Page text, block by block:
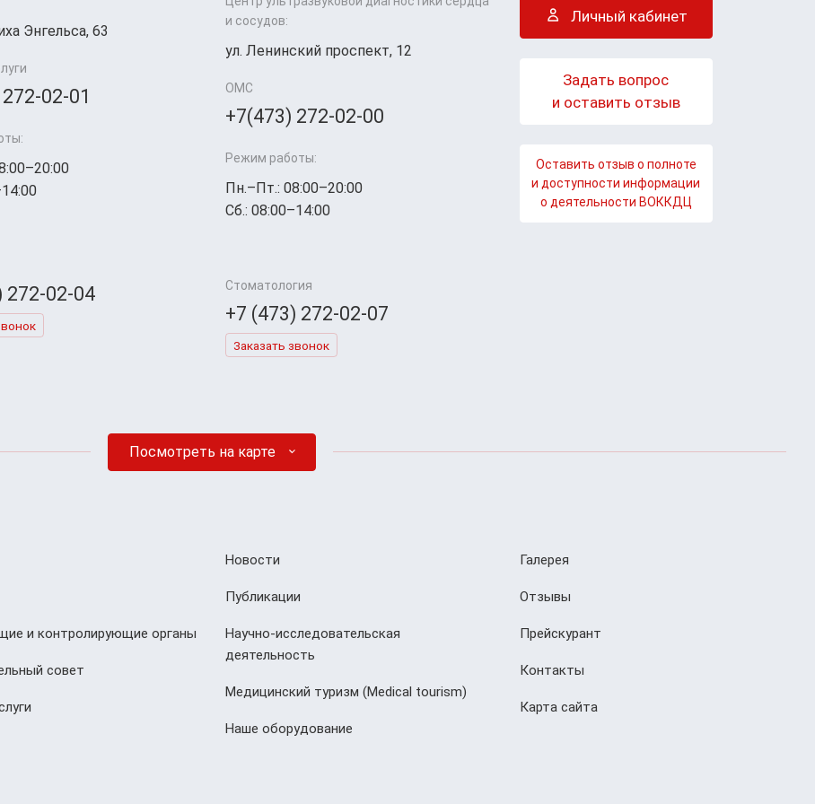
Энгельса, 63
02-01
272-02-04
и сосудов:
ул. Ленинский проспект, 12
ОМС
+7(473) 272-02-00
Режим работы:
Пн.–Пт.: 08:00–20:00
Сб.: 08:00–14:00
Стоматология
+7 (473) 272-02-07
Заказать звонок
Личный кабинет
Задать вопрос
и оставить отзыв
Оставить отзыв о полноте
и доступности информации
о деятельности ВОККДЦ
Посмотреть на карте
и контролирующие органы
совет
Новости
Публикации
Научно-исследовательская
деятельность
Медицинский туризм (Мedical tourism)
Наше оборудование
Галерея
Отзывы
Прейскурант
Контакты
Карта сайта